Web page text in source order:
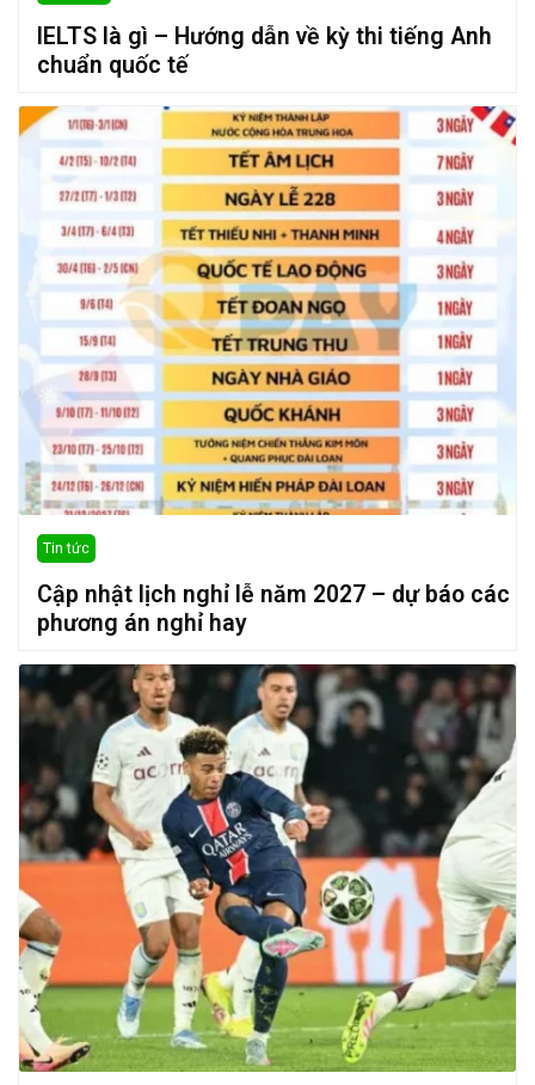
IELTS là gì – Hướng dẫn về kỳ thi tiếng Anh
chuẩn quốc tế
Tin tức
Cập nhật lịch nghỉ lễ năm 2027 – dự báo các
phương án nghỉ hay